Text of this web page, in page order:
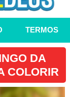
TERMOS
DA
COLORIR